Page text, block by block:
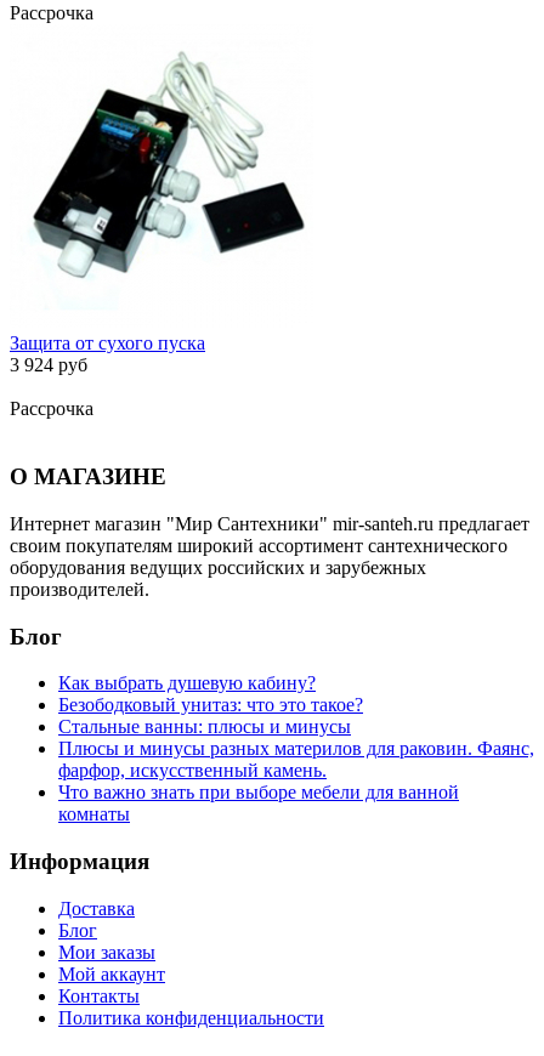
Рассрочка
Защита от сухого пуска
3 924 руб
Рассрочка
О МАГАЗИНЕ
Интернет магазин "Мир Сантехники" mir-santeh.ru предлагает
своим покупателям широкий ассортимент сантехнического
оборудования ведущих российских и зарубежных
производителей.
Блог
Как выбрать душевую кабину?
Безободковый унитаз: что это такое?
Стальные ванны: плюсы и минусы
Плюсы и минусы разных материлов для раковин. Фаянс,
фарфор, искусственный камень.
Что важно знать при выборе мебели для ванной
комнаты
Информация
Доставка
Блог
Мои заказы
Мой аккаунт
Контакты
Политика конфиденциальности